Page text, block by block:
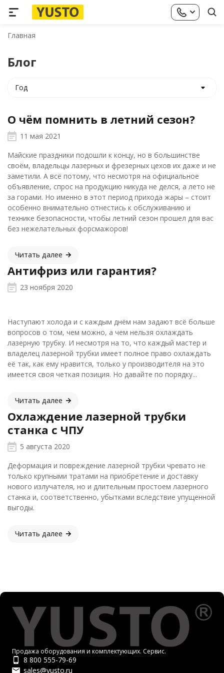
Главная
Блог
Год
О чём помнить в летний сезон?
11 мая 2021
Майские праздники подошли к концу, но в большинстве
своём, владельцы лазерных и фрезерных цехов их даже и не
заметили. А всё потому, что несмотря на официальное
объявление, спрос на продукцию никуда не делся, а лето не
за горами. Но именно в этот период прихода жары – стоит
особенно внимательно отнестись к обслуживанию и
технике безопасности, чтобы летний сезон прошел для вас
без нежелательных форсмажоров!
Читать далее
Антифриз или гарантия?
23 ноября 2020
Наступают холода и с каждым днём нам задают всё больше
вопросов о том, чем можно, а чем нельзя охлаждать
лазерную трубку. И несмотря на то, что каждый мастер и
владелец лазерной трубки имеет полное право охлаждать
её так, как ему нравится, только у производителя на это
имеется своя четкая позиция. Но давайте по порядку...
Читать далее
Охлаждение лазерной трубки
станка с ЧПУ
5 августа 2020
Деформация и повреждение лазерной трубки чревато не
только крупными тратами на приобретение и доставку
нового излучателя, но и длительным простоем лазерного
станка и, соответственно, убытками вследствие упущенной
выгоды.
Читать далее
Продажа оборудования и комплектующих. Сервис.
8 800 555-79-69
sales@yusto.ru